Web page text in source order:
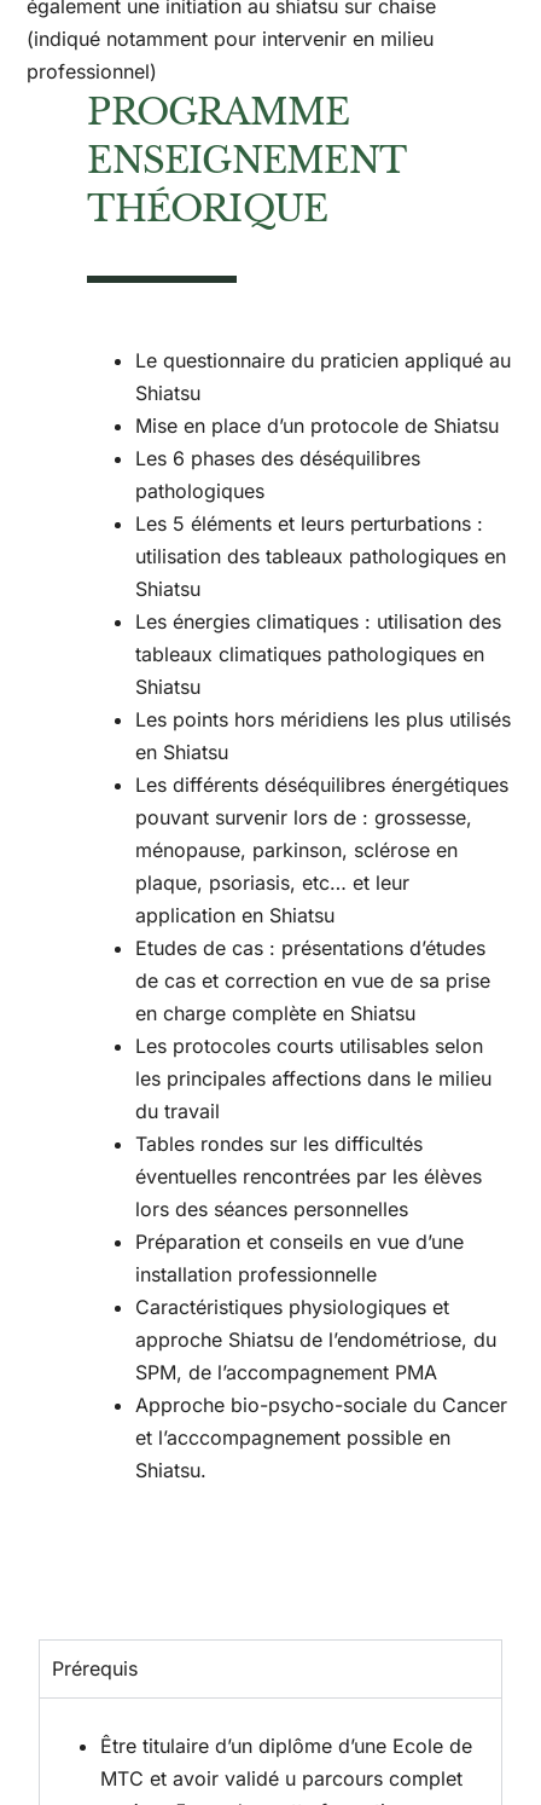
également une initiation au shiatsu sur chaise
(indiqué notamment pour intervenir en milieu
professionnel)
PROGRAMME
ENSEIGNEMENT
THÉORIQUE
Le questionnaire du praticien appliqué au
Shiatsu
Mise en place d’un protocole de Shiatsu
Les 6 phases des déséquilibres
pathologiques
Les 5 éléments et leurs perturbations :
utilisation des tableaux pathologiques en
Shiatsu
Les énergies climatiques : utilisation des
tableaux climatiques pathologiques en
Shiatsu
Les points hors méridiens les plus utilisés
en Shiatsu
Les différents déséquilibres énergétiques
pouvant survenir lors de : grossesse,
ménopause, parkinson, sclérose en
plaque, psoriasis, etc… et leur
application en Shiatsu
Etudes de cas : présentations d’études
de cas et correction en vue de sa prise
en charge complète en Shiatsu
Les protocoles courts utilisables selon
les principales affections dans le milieu
du travail
Tables rondes sur les difficultés
éventuelles rencontrées par les élèves
lors des séances personnelles
Préparation et conseils en vue d’une
installation professionnelle
Caractéristiques physiologiques et
approche Shiatsu de l’endométriose, du
SPM, de l’accompagnement PMA
Approche bio-psycho-sociale du Cancer
et l’acccompagnement possible en
Shiatsu.
Prérequis
Être titulaire d’un diplôme d’une Ecole de
MTC et avoir validé u parcours complet